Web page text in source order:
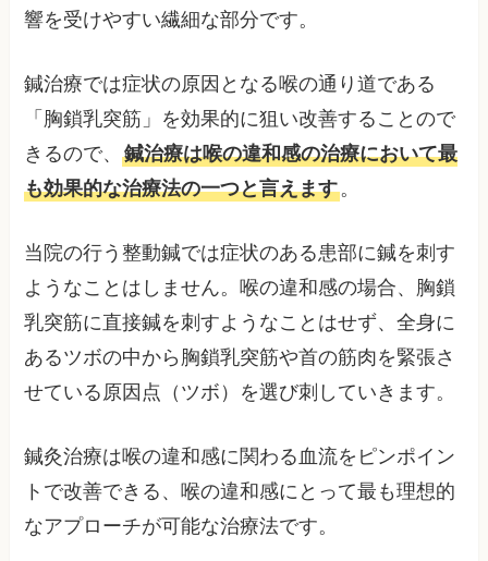
響を受けやすい繊細な部分です。
鍼治療では症状の原因となる喉の通り道である
「胸鎖乳突筋」を効果的に狙い改善することので
きるので、鍼治療は喉の違和感の治療において最
も効果的な治療法の一つと言えます。
当院の行う整動鍼では症状のある患部に鍼を刺す
ようなことはしません。喉の違和感の場合、胸鎖
乳突筋に直接鍼を刺すようなことはせず、全身に
あるツボの中から胸鎖乳突筋や首の筋肉を緊張さ
せている原因点（ツボ）を選び刺していきます。
鍼灸治療は喉の違和感に関わる血流をピンポイン
トで改善できる、喉の違和感にとって最も理想的
なアプローチが可能な治療法です。